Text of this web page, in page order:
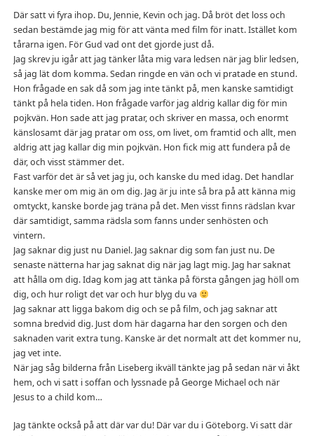
Där satt vi fyra ihop. Du, Jennie, Kevin och jag. Då bröt det loss och
sedan bestämde jag mig för att vänta med film för inatt. Istället kom
tårarna igen. För Gud vad ont det gjorde just då.
Jag skrev ju igår att jag tänker låta mig vara ledsen när jag blir ledsen,
så jag lät dom komma. Sedan ringde en vän och vi pratade en stund.
Hon frågade en sak då som jag inte tänkt på, men kanske samtidigt
tänkt på hela tiden. Hon frågade varför jag aldrig kallar dig för min
pojkvän. Hon sade att jag pratar, och skriver en massa, och enormt
känslosamt där jag pratar om oss, om livet, om framtid och allt, men
aldrig att jag kallar dig min pojkvän. Hon fick mig att fundera på de
där, och visst stämmer det.
Fast varför det är så vet jag ju, och kanske du med idag. Det handlar
kanske mer om mig än om dig. Jag är ju inte så bra på att känna mig
omtyckt, kanske borde jag träna på det. Men visst finns rädslan kvar
där samtidigt, samma rädsla som fanns under senhösten och
vintern.
Jag saknar dig just nu Daniel. Jag saknar dig som fan just nu. De
senaste nätterna har jag saknat dig när jag lagt mig. Jag har saknat
att hålla om dig. Idag kom jag att tänka på första gången jag höll om
dig, och hur roligt det var och hur blyg du va
Jag saknar att ligga bakom dig och se på film, och jag saknar att
somna bredvid dig. Just dom här dagarna har den sorgen och den
saknaden varit extra tung. Kanske är det normalt att det kommer nu,
jag vet inte.
När jag såg bilderna från Liseberg ikväll tänkte jag på sedan när vi åkt
hem, och vi satt i soffan och lyssnade på George Michael och när
Jesus to a child kom…
Jag tänkte också på att där var du! Där var du i Göteborg. Vi satt där